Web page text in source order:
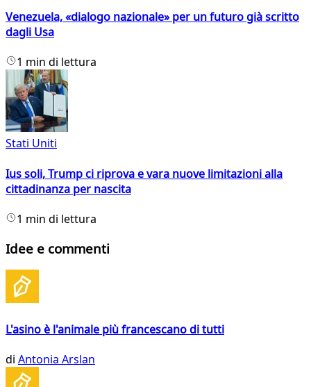
Venezuela, «dialogo nazionale» per un futuro già scritto
dagli Usa
1 min di lettura
Stati Uniti
Ius soli, Trump ci riprova e vara nuove limitazioni alla
cittadinanza per nascita
1 min di lettura
Idee e commenti
L'asino è l'animale più francescano di tutti
di Antonia Arslan